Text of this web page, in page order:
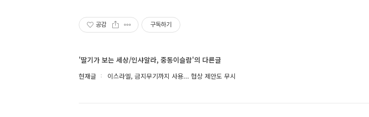
공감 구독하기
'딸기가 보는 세상/인샤알라, 중동이슬람'의 다른글
현재글 이스라엘, 금지무기까지 사용... 협상 제안도 무시